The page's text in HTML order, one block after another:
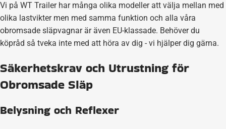
Vi på WT Trailer har många olika modeller att välja mellan med
olika lastvikter men med samma funktion och alla våra
obromsade släpvagnar är även EU-klassade. Behöver du
köpråd så tveka inte med att höra av dig - vi hjälper dig gärna.
Säkerhetskrav och Utrustning för
Obromsade Släp
Belysning och Reflexer